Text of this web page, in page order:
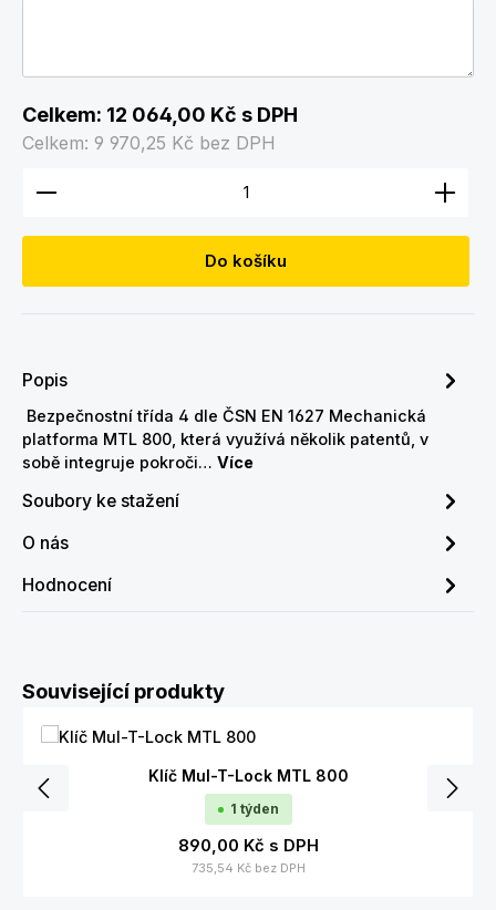
Celkem: 12 064,00 Kč s DPH
Celkem: 9 970,25 Kč bez DPH
Množství produktu: Zadejte požadované
Do košíku
Popis
Bezpečnostní třída 4 dle ČSN EN 1627 Mechanická
platforma MTL 800, která využívá několik patentů, v
sobě integruje pokroči… Více
Soubory ke stažení
O nás
Hodnocení
Přeskočit galerii produktů
Související produkty
Klíč Mul-T-Lock MTL 800
1 týden
890,00 Kč s DPH
735,54 Kč bez DPH